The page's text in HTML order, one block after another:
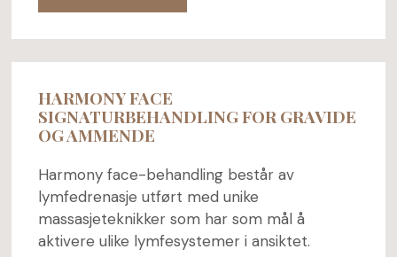
HARMONY FACE
SIGNATURBEHANDLING FOR GRAVIDE
OG AMMENDE
Harmony face-behandling består av
lymfedrenasje utført med unike
massasjeteknikker som har som mål å
aktivere ulike lymfesystemer i ansiktet.